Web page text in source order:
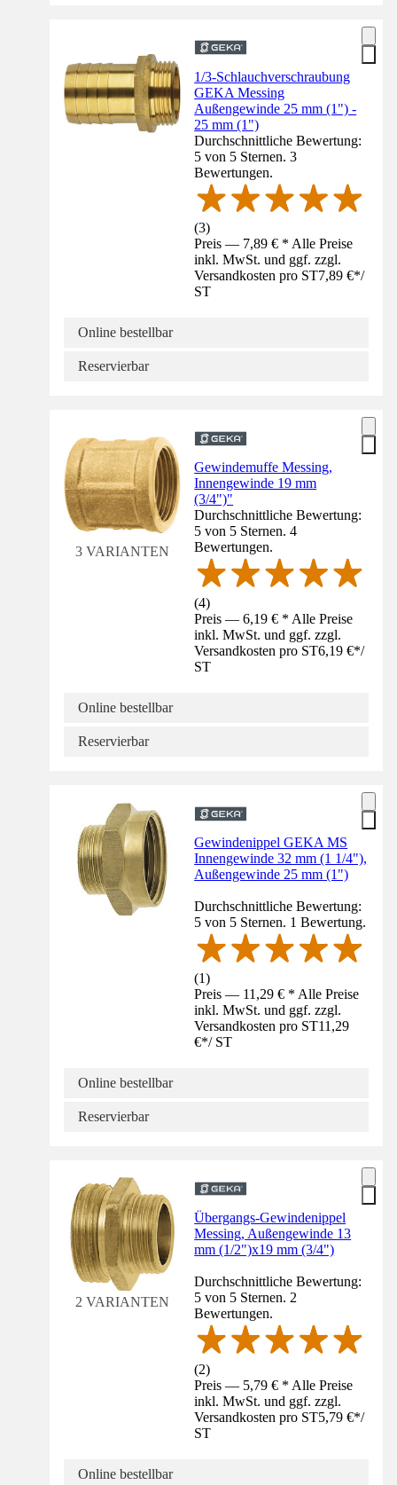
1/3-Schlauchverschraubung
GEKA Messing
Außengewinde 25 mm (1") -
25 mm (1")
Durchschnittliche Bewertung:
5 von 5 Sternen. 3
Bewertungen.
(3)
Preis — 7,89 € * Alle Preise
inkl. MwSt. und ggf. zzgl.
Versandkosten pro ST7,89 €*/
ST
Online bestellbar
Reservierbar
3 VARIANTEN
Gewindemuffe Messing,
Innengewinde 19 mm
(3/4")"
Durchschnittliche Bewertung:
5 von 5 Sternen. 4
Bewertungen.
(4)
Preis — 6,19 € * Alle Preise
inkl. MwSt. und ggf. zzgl.
Versandkosten pro ST6,19 €*/
ST
Online bestellbar
Reservierbar
Gewindenippel GEKA MS
Innengewinde 32 mm (1 1/4"),
Außengewinde 25 mm (1")
Durchschnittliche Bewertung:
5 von 5 Sternen. 1 Bewertung.
(1)
Preis — 11,29 € * Alle Preise
inkl. MwSt. und ggf. zzgl.
Versandkosten pro ST11,29
€*/ ST
Online bestellbar
Reservierbar
2 VARIANTEN
Übergangs-Gewindenippel
Messing, Außengewinde 13
mm (1/2")x19 mm (3/4")
Durchschnittliche Bewertung:
5 von 5 Sternen. 2
Bewertungen.
(2)
Preis — 5,79 € * Alle Preise
inkl. MwSt. und ggf. zzgl.
Versandkosten pro ST5,79 €*/
ST
Online bestellbar